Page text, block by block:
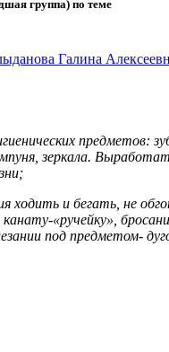
группа) по теме
Галина
предметов:
зеркала.
ходить и бегать, не
канату-«ручейку»,
под предметом-